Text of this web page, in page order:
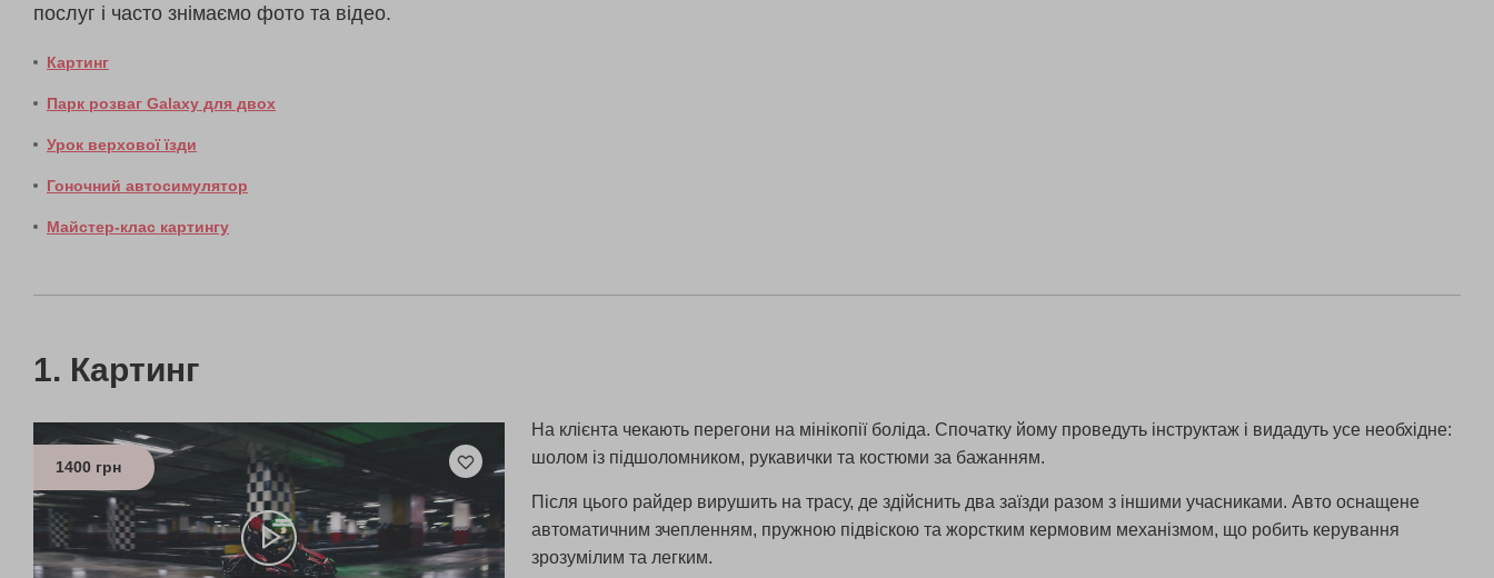
послуг і часто знімаємо фото та відео.
Картинг
Парк розваг Galaxy для двох
Урок верхової їзди
Гоночний автосимулятор
Майстер-клас картингу
Картинг
1400 грн
На клієнта чекають перегони на мінікопії боліда. Спочатку йому проведуть інструктаж і видадуть усе необхідне:
шолом із підшоломником, рукавички та костюми за бажанням.
Після цього райдер вирушить на трасу, де здійснить два заїзди разом з іншими учасниками. Авто оснащене
автоматичним зчепленням, пружною підвіскою та жорстким кермовим механізмом, що робить керування
зрозумілим та легким.